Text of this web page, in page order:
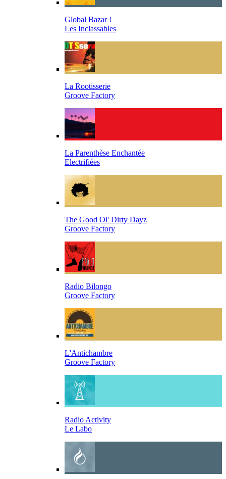
Global Bazar !
Les Inclassables
La Rootisserie
Groove Factory
La Parenthèse Enchantée
Electrifiées
The Good Ol' Dirty Dayz
Groove Factory
Radio Bilongo
Groove Factory
L'Antichambre
Groove Factory
Radio Activity
Le Labo